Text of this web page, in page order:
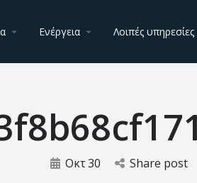
Ενέργεια Λοιπές υπηρεσίες
Οκτ30 Share post